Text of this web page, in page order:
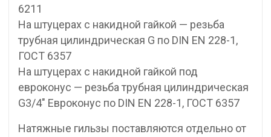
6211
На штуцерах с накидной гайкой — резьба
трубная цилиндрическая G по DIN EN 228-1,
ГОСТ 6357
На штуцерах с накидной гайкой под
евроконус — резьба трубная цилиндрическая
G3/4″ Евроконус по DIN EN 228-1, ГОСТ 6357
Натяжные гильзы поставляются отдельно от